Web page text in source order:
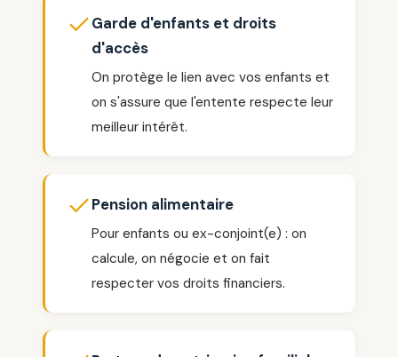
Garde d'enfants et droits
d'accès
On protège le lien avec vos enfants et
on s'assure que l'entente respecte leur
meilleur intérêt.
Pension alimentaire
Pour enfants ou ex-conjoint(e) : on
calcule, on négocie et on fait
respecter vos droits financiers.